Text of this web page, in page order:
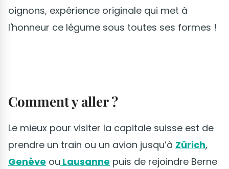
oignons, expérience originale qui met à
l'honneur ce légume sous toutes ses formes !
Comment y aller ?
Le mieux pour visiter la capitale suisse est de
prendre un train ou un avion jusqu’à Zürich,
Genève ou Lausanne puis de rejoindre Berne